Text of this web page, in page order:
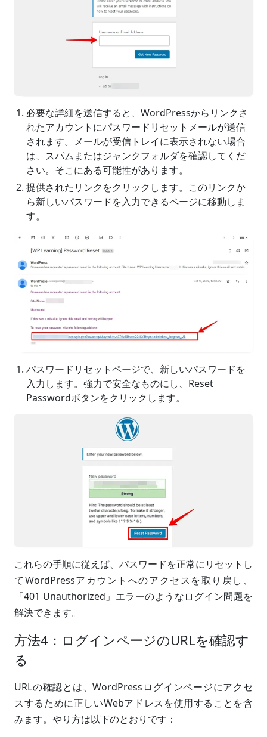
必要な詳細を送信すると、WordPressからリンクさ
れたアカウントにパスワードリセットメールが送信
されます。メールが受信トレイに表示されない場合
は、スパムまたはジャンクフォルダを確認してくだ
さい。そこにある可能性があります。
提供されたリンクをクリックします。このリンクか
ら新しいパスワードを入力できるページに移動しま
す。
パスワードリセットページで、新しいパスワードを
入力します。強力で安全なものにし、Reset
Passwordボタンをクリックします。
これらの手順に従えば、パスワードを正常にリセットし
てWordPressアカウントへのアクセスを取り戻し、
「401 Unauthorized」エラーのようなログイン問題を
解決できます。
方法4：ログインページのURLを確認す
る
URLの確認とは、WordPressログインページにアクセ
スするために正しいWebアドレスを使用することを含
みます。やり方は以下のとおりです：